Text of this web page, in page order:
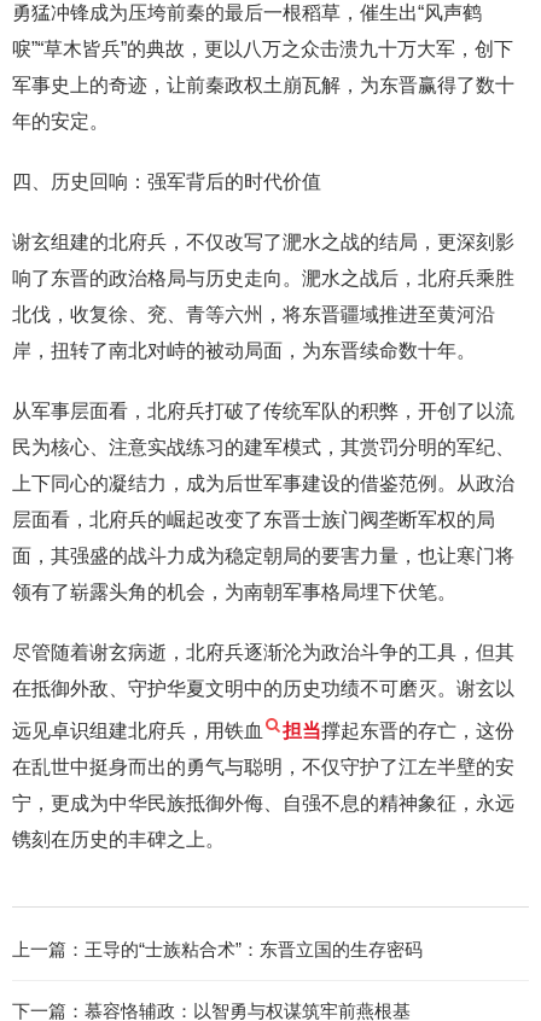
勇猛冲锋成为压垮前秦的最后一根稻草，催生出“风声鹤
唳”“草木皆兵”的典故，更以八万之众击溃九十万大军，创下
军事史上的奇迹，让前秦政权土崩瓦解，为东晋赢得了数十
年的安定。
四、历史回响：强军背后的时代价值
谢玄组建的北府兵，不仅改写了淝水之战的结局，更深刻影
响了东晋的政治格局与历史走向。淝水之战后，北府兵乘胜
北伐，收复徐、兖、青等六州，将东晋疆域推进至黄河沿
岸，扭转了南北对峙的被动局面，为东晋续命数十年。
从军事层面看，北府兵打破了传统军队的积弊，开创了以流
民为核心、注意实战练习的建军模式，其赏罚分明的军纪、
上下同心的凝结力，成为后世军事建设的借鉴范例。从政治
层面看，北府兵的崛起改变了东晋士族门阀垄断军权的局
面，其强盛的战斗力成为稳定朝局的要害力量，也让寒门将
领有了崭露头角的机会，为南朝军事格局埋下伏笔。
尽管随着谢玄病逝，北府兵逐渐沦为政治斗争的工具，但其
在抵御外敌、守护华夏文明中的历史功绩不可磨灭。谢玄以
远见卓识组建北府兵，用铁血 担当撑起东晋的存亡，这份
在乱世中挺身而出的勇气与聪明，不仅守护了江左半壁的安
宁，更成为中华民族抵御外侮、自强不息的精神象征，永远
镌刻在历史的丰碑之上。
上一篇： 王导的“士族粘合术”：东晋立国的生存密码
下一篇： 慕容恪辅政：以智勇与权谋筑牢前燕根基